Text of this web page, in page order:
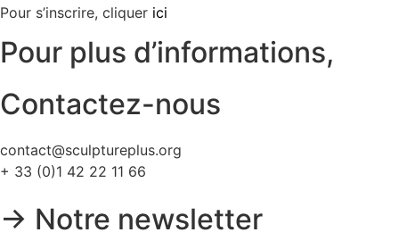
Pour s’inscrire, cliquer ici
Pour plus d’informations,
Contactez-nous
contact@sculptureplus.org
+ 33 (0)1 42 22 11 66
→ Notre newsletter